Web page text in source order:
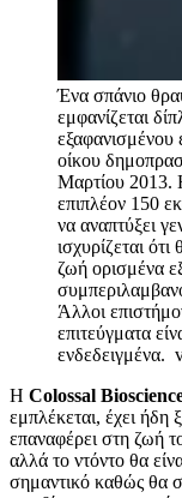
Ένα σπάνιο
εμφανίζεται
εξαφανισμένου
οίκου
Μαρτίου 2013.
επιπλέον 150
να αναπτύξει
ισχυρίζεται
ζωή ορισμένα
Άλλοι
επιτεύγματα
ενδεδειγμένα.
Η Colossal
εμπλέκεται, έχει ήδη
επαναφέρει στη ζωή
αλλά το ντόντο θα
σημαντικό καθώς θα